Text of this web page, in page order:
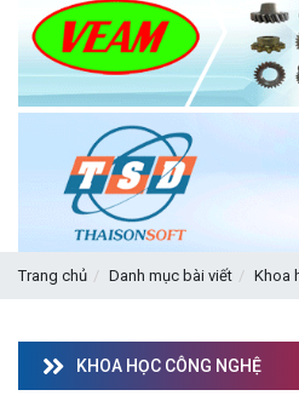
Trang chủ Danh mục bài viết Khoa
KHOA HỌC CÔNG NGHỆ